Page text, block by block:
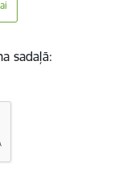
sadaļā: